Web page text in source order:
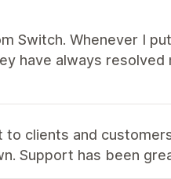
Switch. Whenever I
have always resolved
clients and
Support has been